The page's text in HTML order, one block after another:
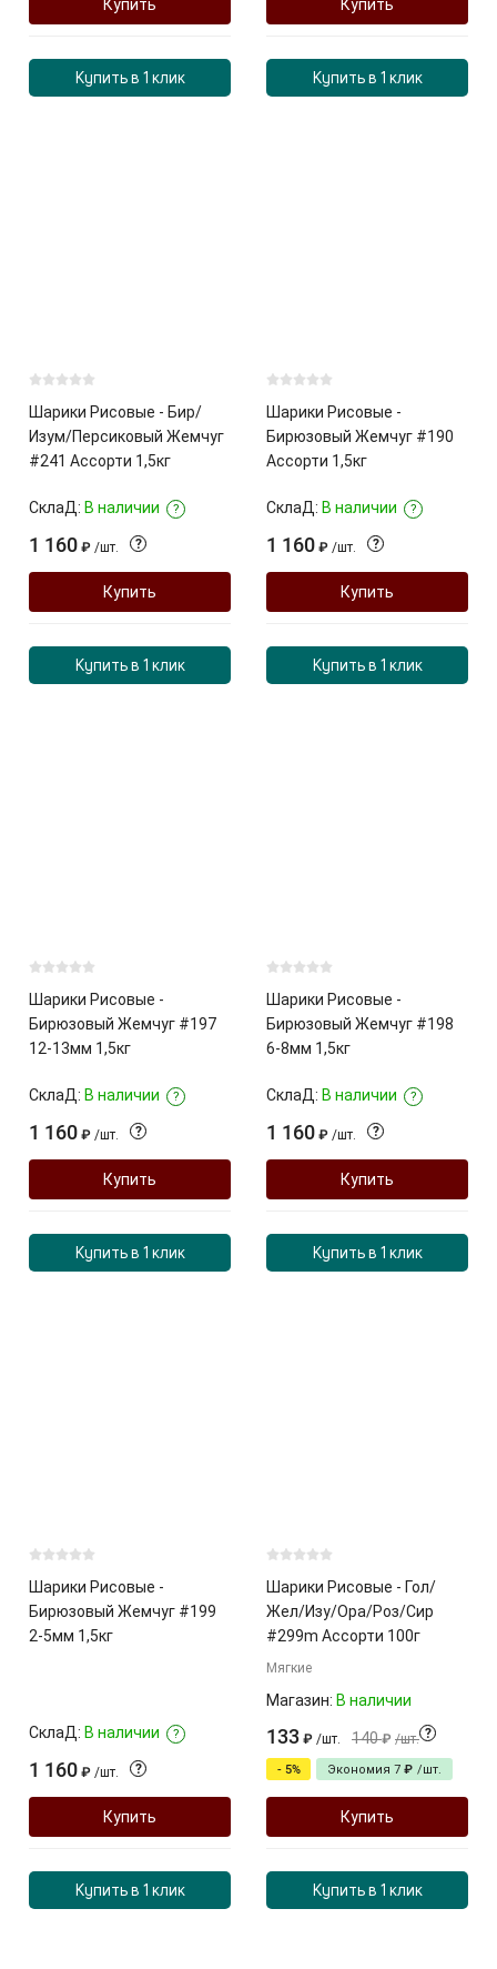
Купить
Купить в 1 клик
Купить
Купить в 1 клик
Шарики Рисовые - Бир/
Изум/Персиковый Жемчуг
#241 Ассорти 1,5кг
СклаД: В наличии ?
1 160 ₽ /шт. ?
Купить
Купить в 1 клик
Шарики Рисовые -
Бирюзовый Жемчуг #190
Ассорти 1,5кг
СклаД: В наличии ?
1 160 ₽ /шт. ?
Купить
Купить в 1 клик
Шарики Рисовые -
Бирюзовый Жемчуг #197
12-13мм 1,5кг
СклаД: В наличии ?
1 160 ₽ /шт. ?
Купить
Купить в 1 клик
Шарики Рисовые -
Бирюзовый Жемчуг #198
6-8мм 1,5кг
СклаД: В наличии ?
1 160 ₽ /шт. ?
Купить
Купить в 1 клик
Шарики Рисовые -
Бирюзовый Жемчуг #199
2-5мм 1,5кг
СклаД: В наличии ?
1 160 ₽ /шт. ?
Купить
Купить в 1 клик
Шарики Рисовые - Гол/
Жел/Изу/Ора/Роз/Сир
#299m Ассорти 100г
Мягкие
Магазин: В наличии
133 ₽ /шт. 140 ₽ /шт. ?
- 5% Экономия 7 ₽ /шт.
Купить
Купить в 1 клик